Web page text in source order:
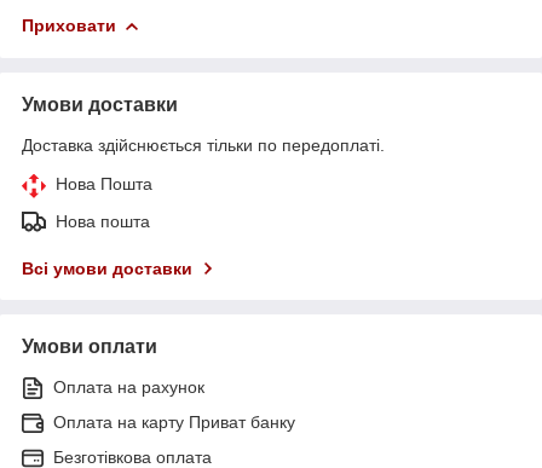
Приховати
Умови доставки
Доставка здійснюється тільки по передоплаті.
Нова Пошта
Нова пошта
Всі умови доставки
Умови оплати
Оплата на рахунок
Оплата на карту Приват банку
Безготівкова оплата